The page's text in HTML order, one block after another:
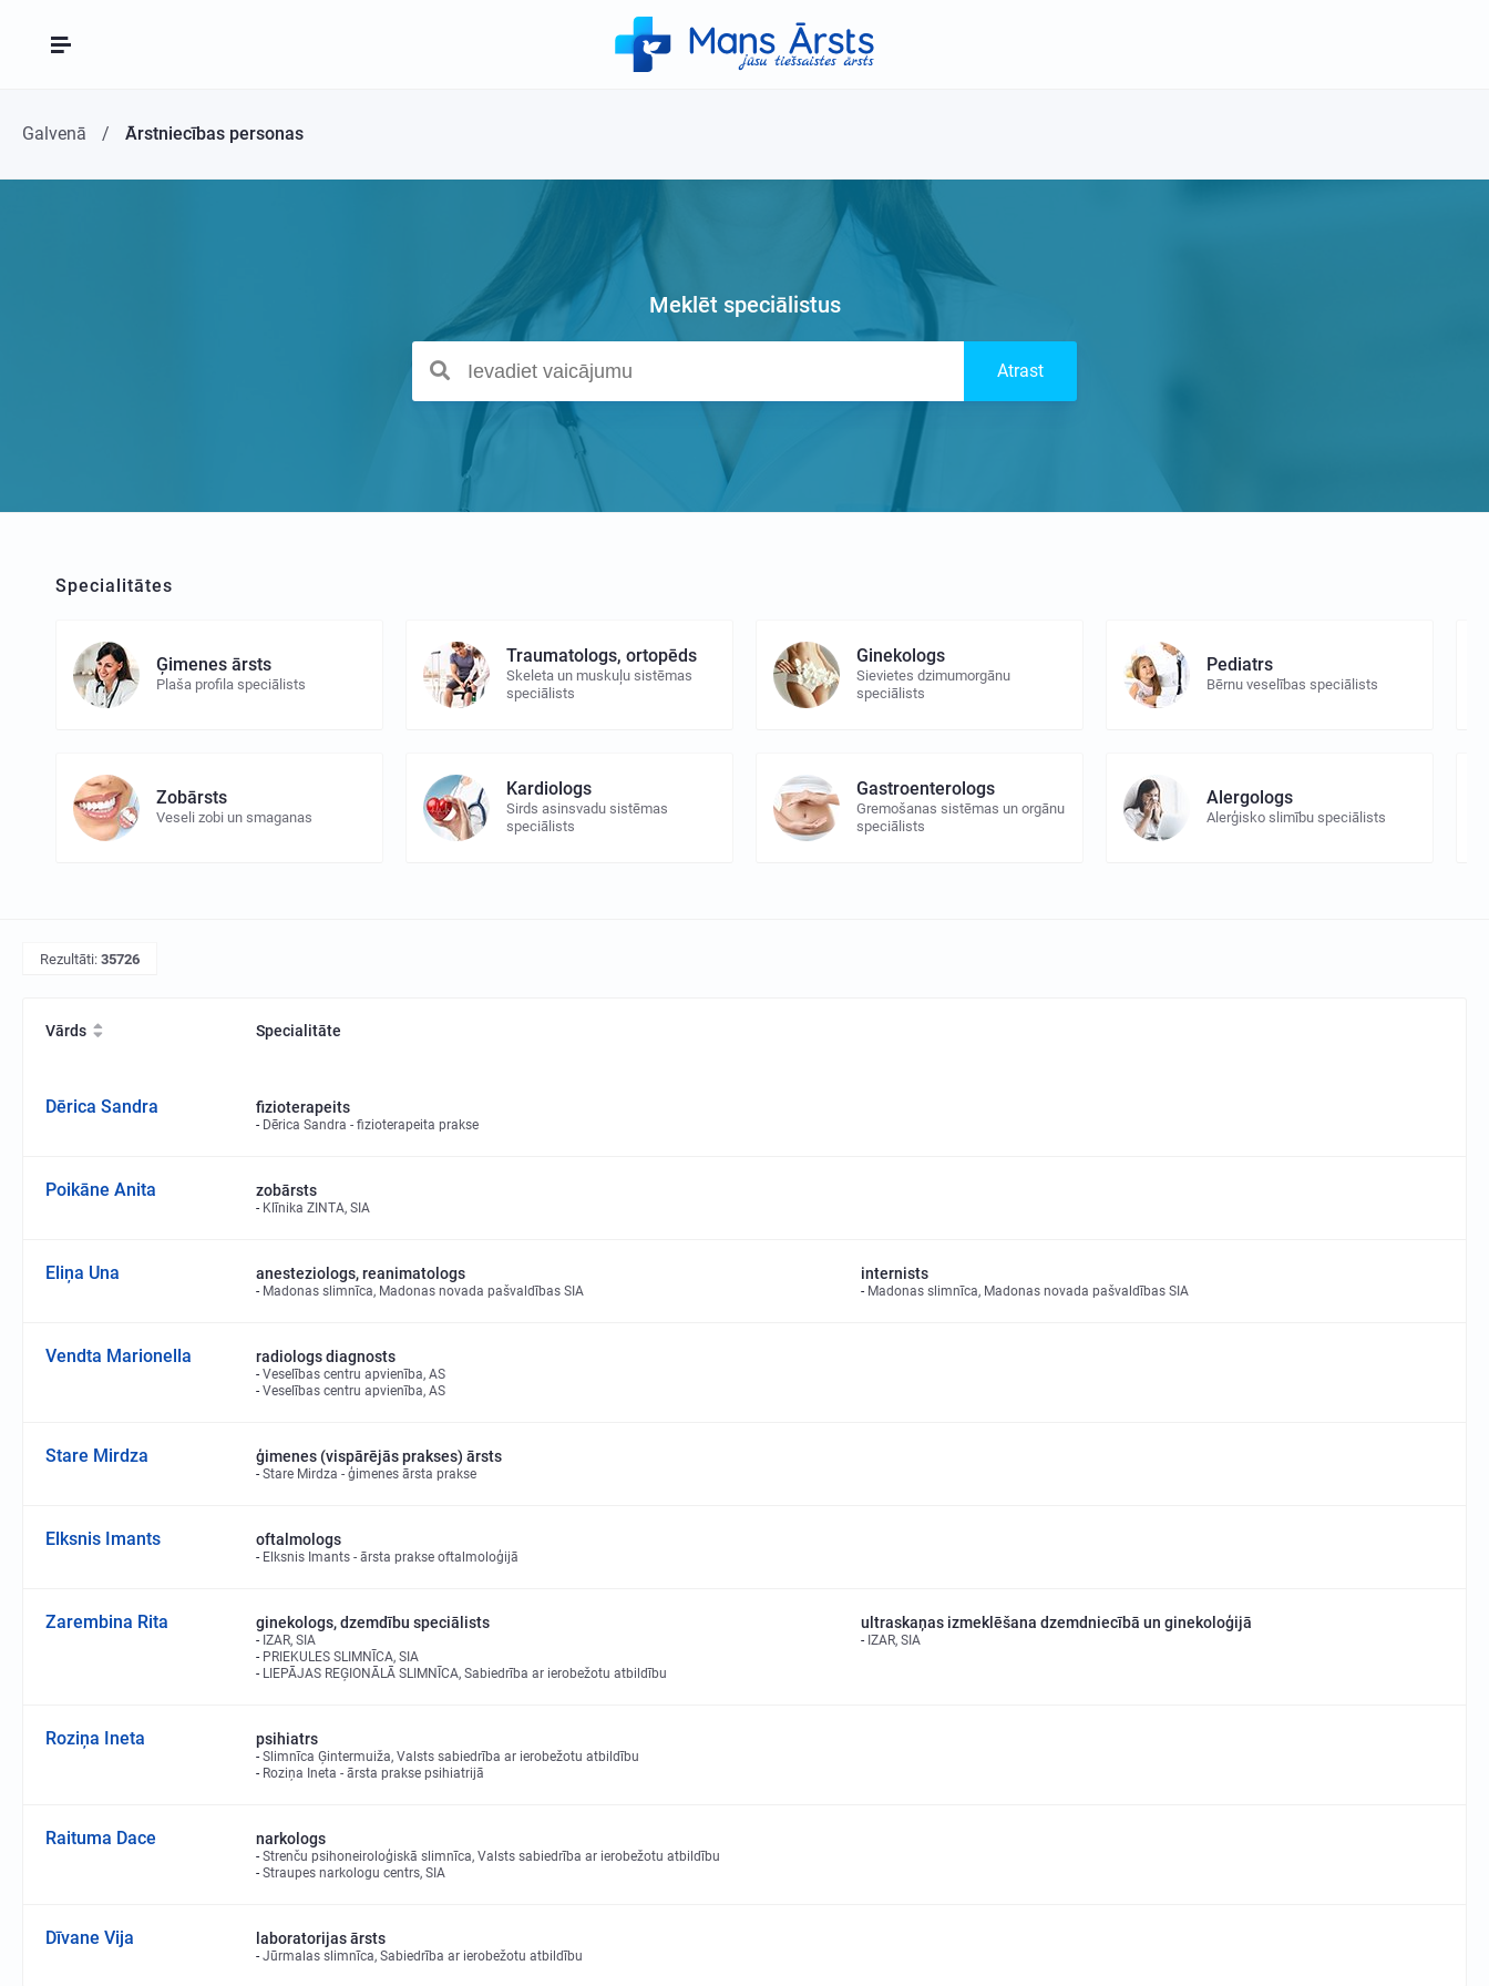
Galvenā Ārstniecības personas
Meklēt speciālistus
Atrast
Specialitātes
Ģimenes ārsts
Plaša profila speciālists
Traumatologs, ortopēds
Skeleta un muskuļu sistēmas
speciālists
Ginekologs
Sievietes dzimumorgānu
speciālists
Pediatrs
Bērnu veselības speciālists
Zobārsts
Veseli zobi un smaganas
Kardiologs
Sirds asinsvadu sistēmas
speciālists
Gastroenterologs
Gremošanas sistēmas un orgānu
speciālists
Alergologs
Alerģisko slimību speciālists
Rezultāti: 35726
Vārds Specialitāte
Dērica Sandra fizioterapeits
Dērica Sandra - fizioterapeita prakse
Poikāne Anita zobārsts
Klīnika ZINTA, SIA
Eliņa Una anesteziologs, reanimatologs
Madonas slimnīca, Madonas novada pašvaldības SIA
internists
Madonas slimnīca, Madonas novada pašvaldības SIA
Vendta Marionella radiologs diagnosts
Veselības centru apvienība, AS
Veselības centru apvienība, AS
Stare Mirdza ģimenes (vispārējās prakses) ārsts
Stare Mirdza - ģimenes ārsta prakse
Elksnis Imants oftalmologs
Elksnis Imants - ārsta prakse oftalmoloģijā
Zarembina Rita ginekologs, dzemdību speciālists
IZAR, SIA
PRIEKULES SLIMNĪCA, SIA
LIEPĀJAS REĢIONĀLĀ SLIMNĪCA, Sabiedrība ar ierobežotu atbildību
ultraskaņas izmeklēšana dzemdniecībā un ginekoloģijā
IZAR, SIA
Roziņa Ineta psihiatrs
Slimnīca Ģintermuiža, Valsts sabiedrība ar ierobežotu atbildību
Roziņa Ineta - ārsta prakse psihiatrijā
Raituma Dace narkologs
Strenču psihoneiroloģiskā slimnīca, Valsts sabiedrība ar ierobežotu atbildību
Straupes narkologu centrs, SIA
Dīvane Vija laboratorijas ārsts
Jūrmalas slimnīca, Sabiedrība ar ierobežotu atbildību